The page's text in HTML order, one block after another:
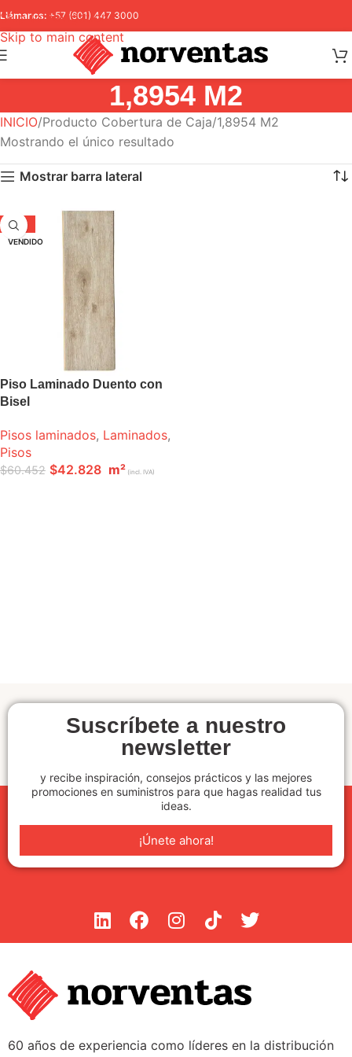
Skip to navigation
Skip to main content
Llámanos: +57 (601) 447 3000
1,8954 M2
INICIO Producto Cobertura de Caja 1,8954 M2
Mostrando el único resultado
Mostrar barra lateral
-29%
VENDIDO
Piso Laminado Duento con
Bisel
Pisos laminados, Laminados,
Pisos
$60.452 $42.828 m² (incl. IVA)
Suscríbete a nuestro
newsletter
y recibe inspiración, consejos prácticos y las mejores
promociones en suministros para que hagas realidad tus
ideas.
¡Únete ahora!
60 años de experiencia como líderes en la distribución